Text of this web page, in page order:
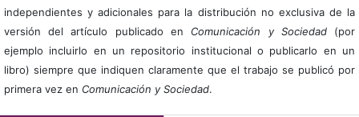
independientes y adicionales para la distribución no exclusiva de la
versión del artículo publicado en Comunicación y Sociedad(por
ejemplo incluirlo en un repositorio institucional o publicarlo en un
libro) siempre que indiquen claramente que el trabajo se publicó por
primera vez en Comunicación y Sociedad.